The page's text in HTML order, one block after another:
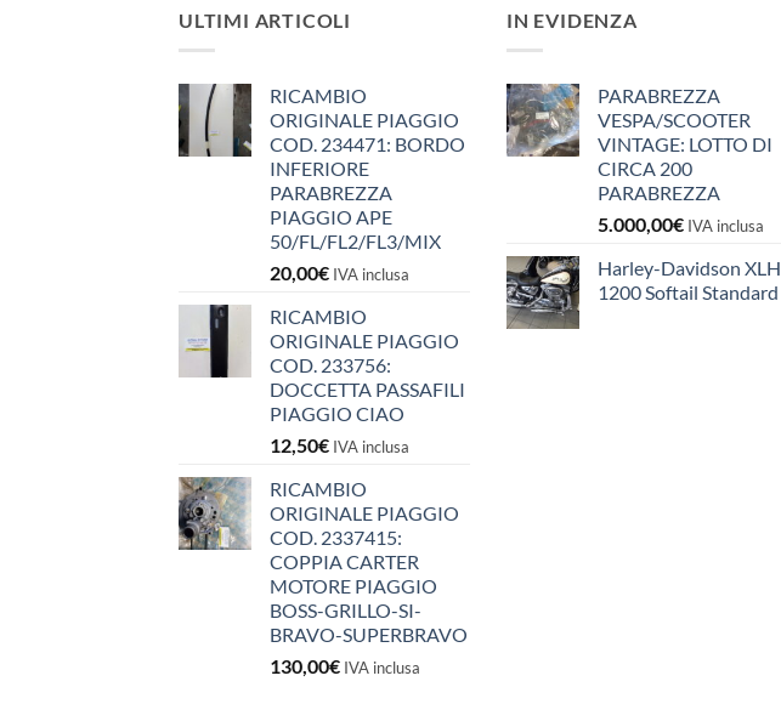
ULTIMI ARTICOLI
RICAMBIO
ORIGINALE PIAGGIO
COD. 234471: BORDO
INFERIORE
PARABREZZA
PIAGGIO APE
50/FL/FL2/FL3/MIX
20,00€ IVA inclusa
RICAMBIO
ORIGINALE PIAGGIO
COD. 233756:
DOCCETTA PASSAFILI
PIAGGIO CIAO
12,50€ IVA inclusa
RICAMBIO
ORIGINALE PIAGGIO
COD. 2337415:
COPPIA CARTER
MOTORE PIAGGIO
BOSS-GRILLO-SI-
BRAVO-SUPERBRAVO
130,00€ IVA inclusa
IN EVIDENZA
PARABREZZA
VESPA/SCOOTER
VINTAGE: LOTTO DI
CIRCA 200
PARABREZZA
5.000,00€ IVA inclusa
Harley-Davidson XLH
1200 Softail Standard